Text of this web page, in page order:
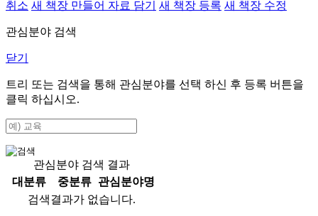
취소 새 책장 만들어 자료 담기 새 책장 등록 새 책장 수정
관심분야 검색
닫기
트리 또는 검색을 통해 관심분야를 선택 하신 후 등록 버튼을
클릭 하십시오.
관심분야 검색 결과
대분류
중분류
관심분야명
검색결과가 없습니다.